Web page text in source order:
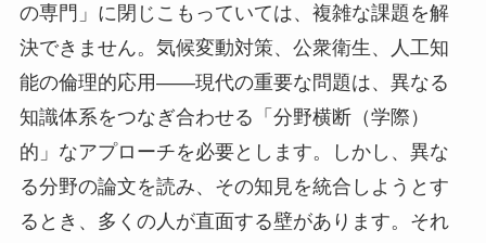
の専門」に閉じこもっていては、複雑な課題を解
決できません。気候変動対策、公衆衛生、人工知
能の倫理的応用——現代の重要な問題は、異なる
知識体系をつなぎ合わせる「分野横断（学際）
的」なアプローチを必要とします。しかし、異な
る分野の論文を読み、その知見を統合しようとす
るとき、多くの人が直面する壁があります。それ